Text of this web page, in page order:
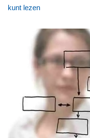
kunt lezen